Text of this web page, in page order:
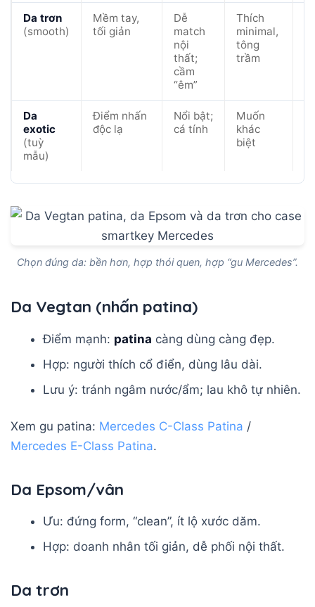
Da trơn
(smooth)
Mềm tay,
tối giản
Dễ
match
nội
thất;
cầm
“êm”
Thích
minimal,
tông
trầm
Da
exotic
(tuỳ
mẫu)
Điểm nhấn
độc lạ
Nổi bật;
cá tính
Muốn
khác
biệt
Chọn đúng da: bền hơn, hợp thói quen, hợp “gu Mercedes”.
Da Vegtan (nhấn patina)
Điểm mạnh: patina càng dùng càng đẹp.
Hợp: người thích cổ điển, dùng lâu dài.
Lưu ý: tránh ngâm nước/ẩm; lau khô tự nhiên.
Xem gu patina: Mercedes C-Class Patina /
Mercedes E-Class Patina.
Da Epsom/vân
Ưu: đứng form, “clean”, ít lộ xước dăm.
Hợp: doanh nhân tối giản, dễ phối nội thất.
Da trơn